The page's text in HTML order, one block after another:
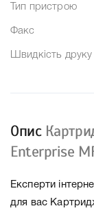
Тип пристрою
Факс
Швидкість друку
Опис
Enterprise
Експерти
для вас